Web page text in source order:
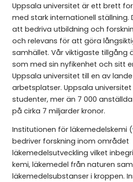
Uppsala universitet är ett brett
med stark internationell
att bedriva utbildning och
och relevans för att göra
samhället. Vår viktigaste tillgång
som med sin nyfikenhet och sitt
Uppsala universitet till en av
arbetsplatser. Uppsala
studenter, mer än 7 000
på cirka 7 miljarder kronor.
Institutionen för läkemedelskemi (
bedriver forskning inom området
läkemedelsutveckling vilket
kemi, läkemedel från naturen
läkemedelsubstanser i kroppen.